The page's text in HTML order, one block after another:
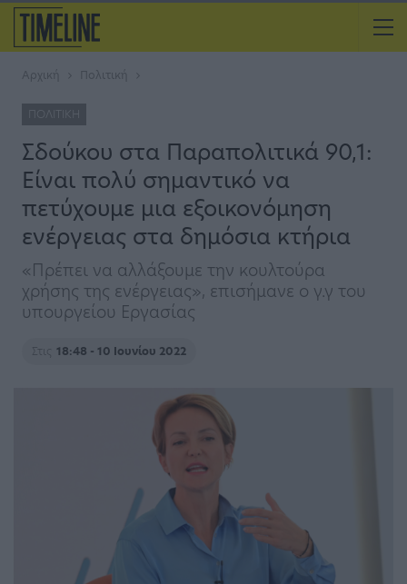
Αρχική Πολιτική
ΠΟΛΙΤΙΚΉ
Σδούκου στα Παραπολιτικά 90,1:
Είναι πολύ σημαντικό να
πετύχουμε μια εξοικονόμηση
ενέργειας στα δημόσια κτήρια
«Πρέπει να αλλάξουμε την κουλτούρα
χρήσης της ενέργειας», επισήμανε ο γ.γ του
υπουργείου Εργασίας
Στις 18:48 - 10 Ιουνίου 2022